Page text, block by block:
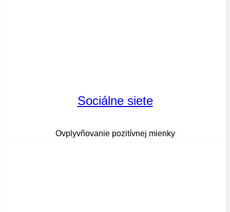
Sociálne siete
Ovplyvňovanie pozitívnej mienky